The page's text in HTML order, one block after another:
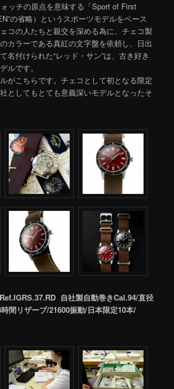
ッチの原点を意味する「Sport of First
の省略）というスポーツモデルをベース
コの人たちと親交を深める為に、チェコ製
カラーである真紅の文字盤を依頼し、日出
名付けられた“レッド・サン”は、古き好き
ルです。
がこちらです。チェコとして初となる限定
としてもとても意義深いモデルとなったそ
自社製自動巻きCal.94/直径
間リザーブ/21600振動/日本限定10本/